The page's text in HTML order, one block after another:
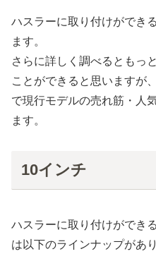
ハスラーに取り付けができ
ます。
さらに詳しく調べるともっ
ことができると思いますが
で現行モデルの売れ筋・人
ます。
10インチ
ハスラーに取り付けができ
は以下のラインナップがあり